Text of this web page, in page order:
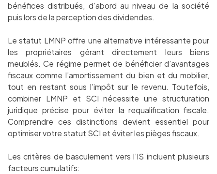
bénéfices distribués, d’abord au niveau de la société
puis lors de la perception des dividendes.
Le statut LMNP offre une alternative intéressante pour
les propriétaires gérant directement leurs biens
meublés. Ce régime permet de bénéficier d’avantages
fiscaux comme l’amortissement du bien et du mobilier,
tout en restant sous l’impôt sur le revenu. Toutefois,
combiner LMNP et SCI nécessite une structuration
juridique précise pour éviter la requalification fiscale.
Comprendre ces distinctions devient essentiel pour
optimiser votre statut SCI et éviter les pièges fiscaux.
Les critères de basculement vers l’IS incluent plusieurs
facteurs cumulatifs: